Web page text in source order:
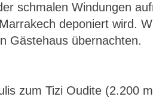
schmalen Windungen
deponiert wird.
Gästehaus übernachten.
zum Tizi Oudite (2.200